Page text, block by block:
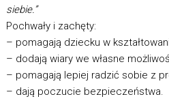
siebie.”
Pochwały i zachęty:
– pomagają dziecku w
– dodają wiary we własne
– pomagają lepiej radzić sobie z
– dają poczucie bezpieczeństwa.